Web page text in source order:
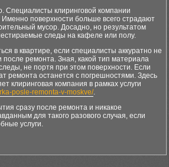
Специалисты клиринговой компании
Именно поверхности больше всего страдают
мусор. Досадно, но результатом
следы на кафеле или полу.
в квартире, если специалисты аккуратно не
после ремонта. Зная, какой тип материала
не портя при этом поверхности. Если
ремонта останется с погрешностями. Здесь
клиринговая компания в рамках услуги
posle-remonta-v-moskve/.
сразу после ремонта и никакое
для такого разового случая, если
услуги.